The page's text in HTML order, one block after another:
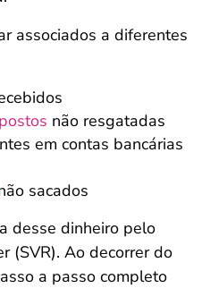
associados a diferentes
não resgatadas
em contas bancárias
sacados
desse dinheiro pelo
(SVR). Ao decorrer do
a passo completo